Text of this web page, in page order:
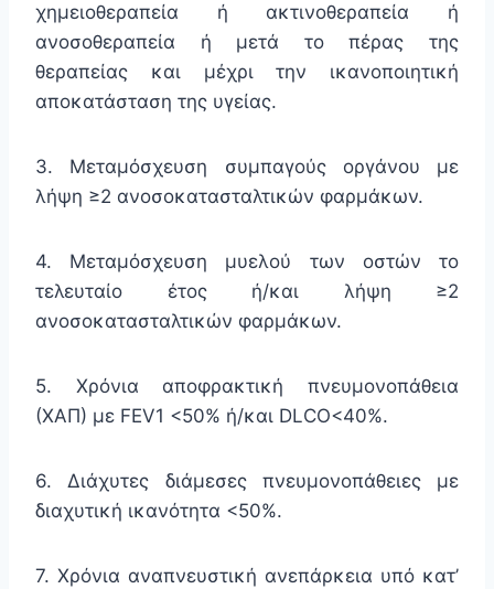
χημειοθεραπεία ή ακτινοθεραπεία ή
ανοσοθεραπεία ή μετά το πέρας της
θεραπείας και μέχρι την ικανοποιητική
αποκατάσταση της υγείας.
3. Μεταμόσχευση συμπαγούς οργάνου με
λήψη ≥2 ανοσοκατασταλτικών φαρμάκων.
4. Μεταμόσχευση μυελού των οστών το
τελευταίο έτος ή/και λήψη ≥2
ανοσοκατασταλτικών φαρμάκων.
5. Χρόνια αποφρακτική πνευμονοπάθεια
(ΧΑΠ) με FEV1 <50% ή/και DLCO<40%.
6. Διάχυτες διάμεσες πνευμονοπάθειες με
διαχυτική ικανότητα <50%.
7. Χρόνια αναπνευστική ανεπάρκεια υπό κατ’